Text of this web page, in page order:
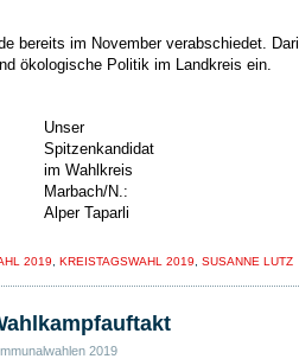
bereits im November verabschiedet.
ökologische Politik im Landkreis ein.
Unser
Spitzenkandidat
im Wahlkreis
Marbach/N.:
Alper Taparli
2019 KREISTAGSWAHL 2019 SUSANNE LUTZ
2019